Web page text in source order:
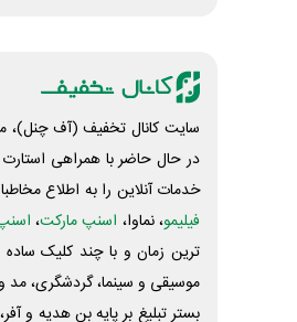
سایت کانال تخفیف (آف چنل)،
در حال حاضر با همراهی
خدمات آنلاین را به اطلاع
فیلیمو، نماوا، اسنپ مارکت،
ترین زمان و با چند کلیک ساده
موسیقی و سینما، گردشگری، مد
بستر تبلیغ بر پایه بن هدیه و